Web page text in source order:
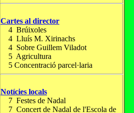
Cartes al director
4 Brúixoles
4 Lluís M. Xirinachs
4 Sobre Guillem Viladot
5 Agricultura
5 Concentració parcel·laria
Notícies locals
7 Festes de Nadal
7 Concert de Nadal de l'Escola de